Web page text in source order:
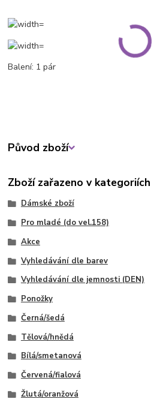
Balení: 1 pár
Původ zboží
Zboží zařazeno v kategoriích
Dámské zboží
Pro mladé (do vel.158)
Akce
Vyhledávání dle barev
Vyhledávání dle jemnosti (DEN)
Ponožky
Černá/šedá
Tělová/hnědá
Bílá/smetanová
Červená/fialová
Žlutá/oranžová